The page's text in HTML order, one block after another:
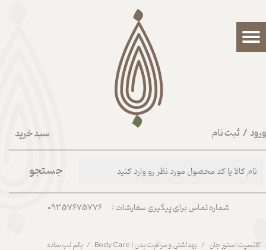
سبد خرید / ثبت نام
حساب کاربری من
تغییر گذر واژه
شماره تماس برای پیگیری سفارشات : 09357675776
جستجو
کانسپت استور جان بهداشتی و مراقبت بدن | Body Care بالم لب ساده